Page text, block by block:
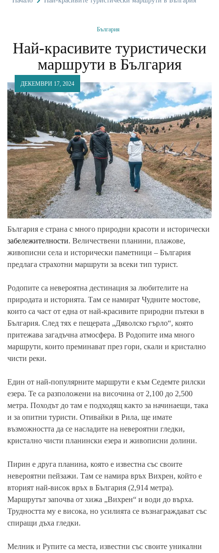
България
Най-красивите туристически
маршрути в България
ДЕКЕМВРИ 17, 2024
България е страна с много природни красоти и исторически
забележителности. Величествени планини, плажове,
живописни села и исторически паметници – България
предлага страхотни маршрути за всеки тип турист.
Родопите са невероятна дестинация за любителите на
природата и историята. Там се намират Чудните мостове,
които са част от една от най-красивите природни пътеки в
България. След тях е пещерата „Дяволско гърло“, която
притежава загадъчна атмосфера. В Родопите има много
маршрути, които преминават през гори, скали и кристално
чисти реки.
Един от най-популярните маршрути е към Седемте рилски
езера. Те са разположени на височина от 2,100 до 2,500
метра. Походът до там е подходящ както за начинаещи, така
и за опитни туристи. Отивайки в Рила, ще имате
възможността да се насладите на невероятни гледки,
кристално чисти планински езера и живописни долини.
Пирин е друга планина, която е известна със своите
невероятни пейзажи. Там се намира връх Вихрен, който е
вторият най-висок връх в България (2,914 метра).
Маршрутът започва от хижа „Вихрен“ и води до върха.
Трудността му е висока, но усилията се възнаграждават със
спиращи дъха гледки.
Мелник и Рупите са места, известни със своите уникални